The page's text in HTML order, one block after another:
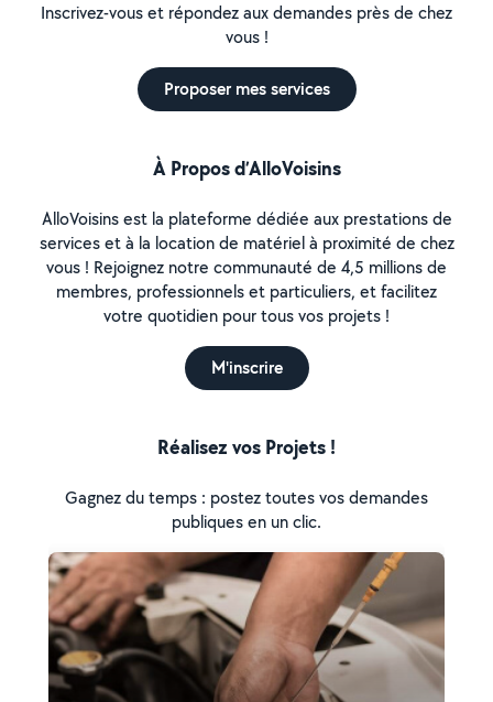
Inscrivez-vous et répondez aux demandes près de chez
vous !
Proposer mes services
À Propos d’AlloVoisins
AlloVoisins est la plateforme dédiée aux prestations de
services et à la location de matériel à proximité de chez
vous ! Rejoignez notre communauté de 4,5 millions de
membres, professionnels et particuliers, et facilitez
votre quotidien pour tous vos projets !
M'inscrire
Réalisez vos Projets !
Gagnez du temps : postez toutes vos demandes
publiques en un clic.